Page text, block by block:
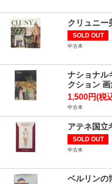
クリュニー
SOLD OUT
中古本
ナショナル
クション
1,500円(税
中古本
アテネ国立
SOLD OUT
中古本
ベルリンの